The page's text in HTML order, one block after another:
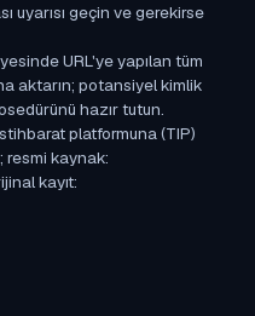
uyarısı geçin ve gerekirse
URL'ye yapılan tüm
aktarın; potansiyel kimlik
hazır tutun.
platformuna (TIP)
resmi kaynak:
kayıt: